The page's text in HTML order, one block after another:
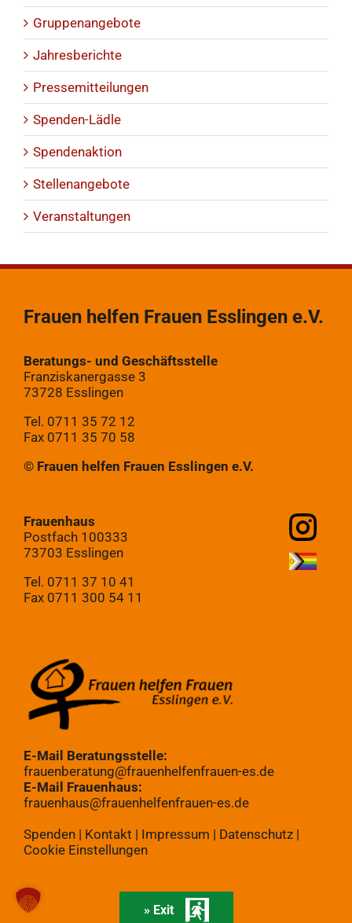
Gruppenangebote
Jahresberichte
Pressemitteilungen
Spenden-Lädle
Spendenaktion
Stellenangebote
Veranstaltungen
Frauen helfen Frauen Esslingen e.V.
Beratungs- und Geschäftsstelle
Franziskanergasse 3
73728 Esslingen
Tel. 0711 35 72 12
Fax 0711 35 70 58
© Frauen helfen Frauen Esslingen e.V.
Frauenhaus
Postfach 100333
73703 Esslingen
Tel. 0711 37 10 41
Fax 0711 300 54 11
E-Mail Beratungsstelle:
frauenberatung@frauenhelfenfrauen-es.de
E-Mail Frauenhaus:
frauenhaus@frauenhelfenfrauen-es.de
Spenden | Kontakt | Impressum | Datenschutz |
Cookie Einstellungen
» Exit